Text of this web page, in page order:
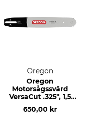
Oregon
Oregon
Motorsågssvärd
VersaCut .325", 1,5
mm, 18", 72 DL
650,00 kr